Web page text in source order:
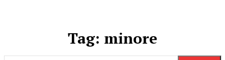
Tag: minore